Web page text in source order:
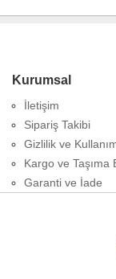
Kurumsal
İletişim
Sipariş Takibi
Gizlilik ve
Kargo ve Taşıma
Garanti ve İade